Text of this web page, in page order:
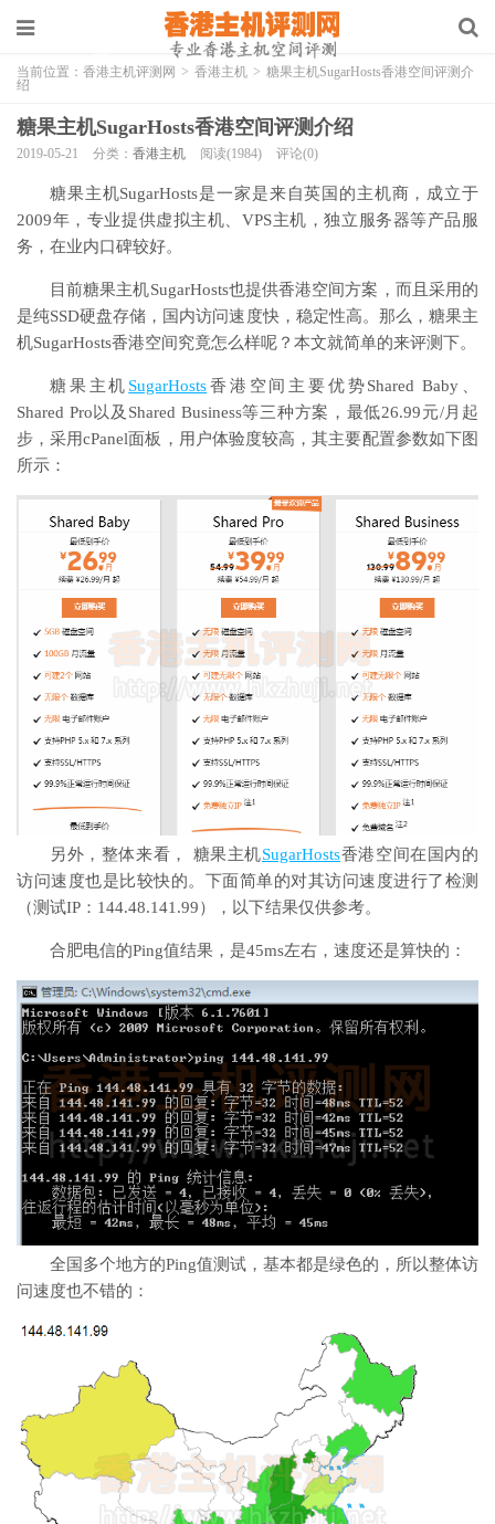
当前位置： 香港主机评测网 > 香港主机 > 糖果主机SugarHosts香港空间评测介
绍
糖果主机SugarHosts香港空间评测介绍
2019-05-21 分类： 香港主机 阅读(1984) 评论(0)
糖果主机SugarHosts是一家是来自英国的主机商，成立于
2009年，专业提供虚拟主机、VPS主机，独立服务器等产品服
务，在业内口碑较好。
目前糖果主机SugarHosts也提供香港空间方案，而且采用的
是纯SSD硬盘存储，国内访问速度快，稳定性高。那么，糖果主
机SugarHosts香港空间究竟怎么样呢？本文就简单的来评测下。
糖果主机 SugarHosts香港空间主要优势Shared Baby、
Shared Pro以及Shared Business等三种方案，最低26.99元/月起
步，采用cPanel面板，用户体验度较高，其主要配置参数如下图
所示：
另外，整体来看， 糖果主机SugarHosts香港空间在国内的
访问速度也是比较快的。下面简单的对其访问速度进行了检测
（测试IP：144.48.141.99），以下结果仅供参考。
合肥电信的Ping值结果，是45ms左右，速度还是算快的：
全国多个地方的Ping值测试，基本都是绿色的，所以整体访
问速度也不错的：